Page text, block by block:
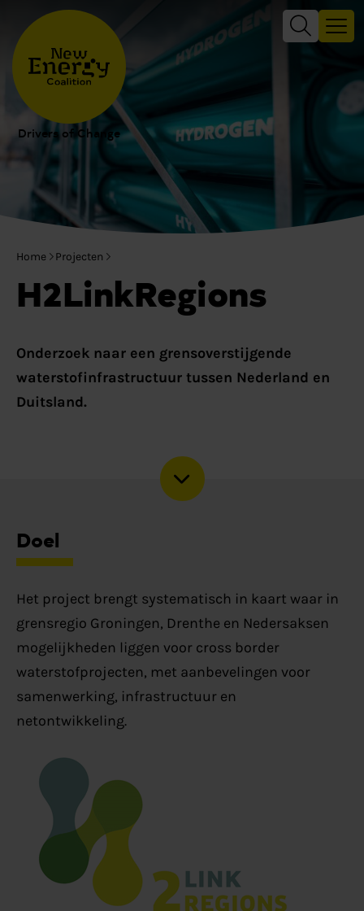
Drivers of Change
Home Projecten
H2LinkRegions
Onderzoek naar een grensoverstijgende
waterstofinfrastructuur tussen Nederland en
Duitsland.
Doel
Het project brengt systematisch in kaart waar in
grensregio Groningen, Drenthe en Nedersaksen
mogelijkheden liggen voor cross border
waterstofprojecten, met aanbevelingen voor
samenwerking, infrastructuur en
netontwikkeling.